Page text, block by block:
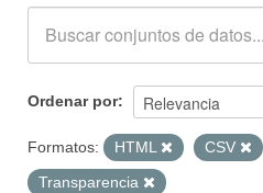
Acerca de
Portal de Transparencia
Ordenar por
Formatos: HTML CSV
Transparencia